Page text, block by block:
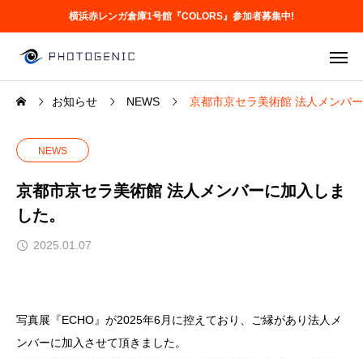
横浜赤レンガ倉庫1号館『COLORS』参加者募集中!
お知らせ NEWS 京都市京セラ美術館 法人メンバ
NEWS
京都市京セラ美術館 法人メンバーに加入しま
した。
2025.01.07
写真展『ECHO』が2025年6月に控えており、ご縁があり法人メ
ンバーに加入させて頂きました。